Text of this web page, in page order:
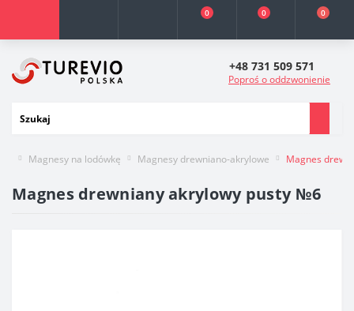
0 0 0
+48 731 509 571
Poproś o oddzwonienie
Magnesy na lodówkę Magnesy drewniano-akrylowe Magnes
Magnes drewniany akrylowy pusty №6